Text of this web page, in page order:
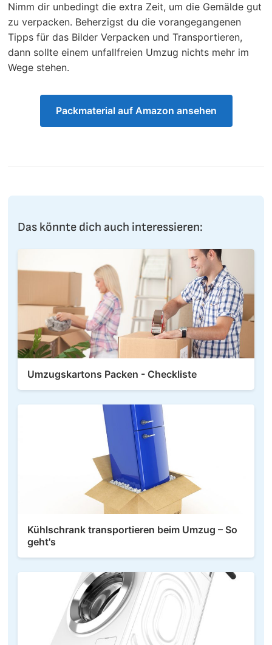
Nimm dir unbedingt die extra Zeit, um die Gemälde gut
zu verpacken. Beherzigst du die vorangegangenen
Tipps für das Bilder Verpacken und Transportieren,
dann sollte einem unfallfreien Umzug nichts mehr im
Wege stehen.
Packmaterial auf Amazon ansehen
Das könnte dich auch interessieren:
Umzugskartons Packen - Checkliste
Kühlschrank transportieren beim Umzug – So
geht's